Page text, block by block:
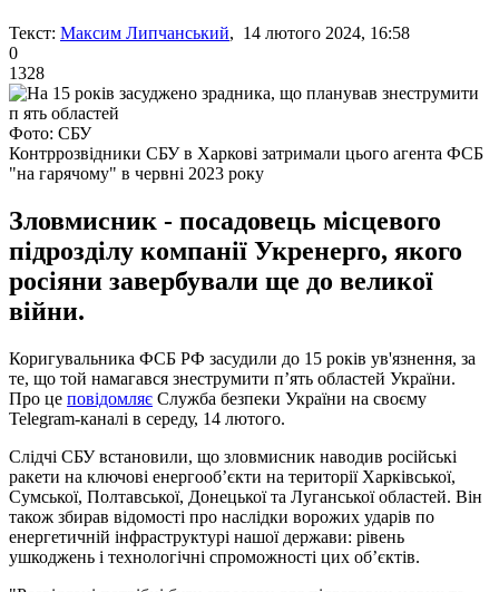
Текст: Максим Липчанський, 14 лютого 2024, 16:58
0
1328
Фото: СБУ
Контррозвідники СБУ в Харкові затримали цього агента ФСБ
"на гарячому" в червні 2023 року
Зловмисник - посадовець місцевого
підрозділу компанії Укренерго, якого
росіяни завербували ще до великої
війни.
Коригувальника ФСБ РФ засудили до 15 років ув'язнення, за
те, що той намагався знеструмити п’ять областей України.
Про це повідомляє Служба безпеки України на своєму
Telegram-каналі в середу, 14 лютого.
Слідчі СБУ встановили, що зловмисник наводив російські
ракети на ключові енергооб’єкти на території Харківської,
Сумської, Полтавської, Донецької та Луганської областей. Він
також збирав відомості про наслідки ворожих ударів по
енергетичній інфраструктурі нашої держави: рівень
ушкоджень і технологічні спроможності цих об’єктів.